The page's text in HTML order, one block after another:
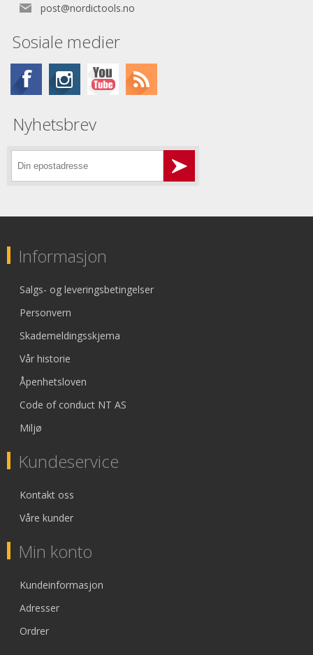
post@nordictools.no
Sosiale medier
Nyhetsbrev
Informasjon
Salgs- og leveringsbetingelser
Personvern
Skademeldingsskjema
Vår historie
Åpenhetsloven
Code of conduct NT AS
Miljø
Kundeservice
Kontakt oss
Våre kunder
Min konto
Kundeinformasjon
Adresser
Ordrer